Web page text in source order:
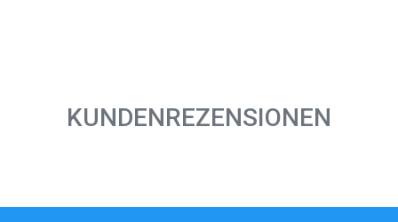
KUNDENREZENSIONEN